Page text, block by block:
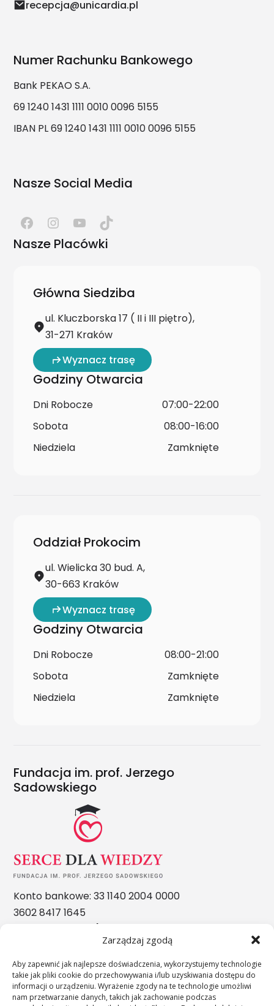
Zarządzaj zgodą
Aby zapewnić jak najlepsze doświadczenia, wykorzystujemy technologie
takie jak pliki cookie do przechowywania i/lub uzyskiwania dostępu do
informacji o urządzeniu. Wyrażenie zgody na te technologie umożliwi
nam przetwarzanie danych, takich jak zachowanie podczas
recepcja@unicardia.pl
Numer Rachunku Bankowego
Bank PEKAO S.A.
69 1240 1431 1111 0010 0096 5155
IBAN PL 69 1240 1431 1111 0010 0096 5155
Nasze Social Media
Nasze Placówki
Główna Siedziba
ul. Kluczborska 17 ( II i III piętro),
31-271 Kraków
Wyznacz trasę
Godziny Otwarcia
Dni Robocze
07:00-22:00
Sobota
08:00-16:00
Niedziela
Zamknięte
Oddział Prokocim
ul. Wielicka 30 bud. A,
30-663 Kraków
Wyznacz trasę
Godziny Otwarcia
Dni Robocze
08:00-21:00
Sobota
Zamknięte
Niedziela
Zamknięte
Fundacja im. prof. Jerzego
Sadowskiego
Konto bankowe: 33 1140 2004 0000
3602 8417 1645
Nasze nagrody